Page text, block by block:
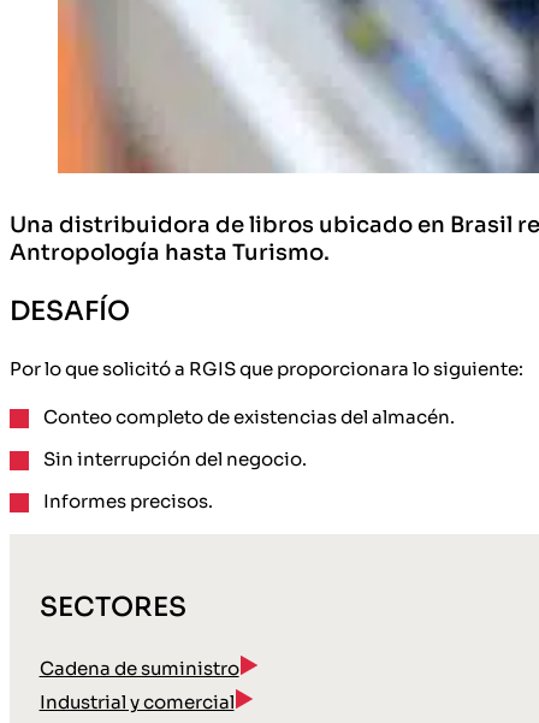
Una distribuidora de libros ubicado en Brasil
Antropología hasta Turismo.
DESAFÍO
Por lo que solicitó a RGIS que proporcionara lo siguiente:
Conteo completo de existencias del almacén.
Sin interrupción del negocio.
Informes precisos.
SECTORES
Cadena de suministro
Industrial y comercial